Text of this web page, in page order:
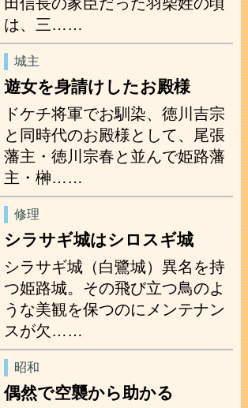
田信長の家臣だった羽柴姓の頃
は、三……
城主
遊女を身請けしたお殿様
ドケチ将軍でお馴染、徳川吉宗
と同時代のお殿様として、尾張
藩主・徳川宗春と並んで姫路藩
主・榊……
修理
シラサギ城はシロスギ城
シラサギ城（白鷺城）異名を持
つ姫路城。その飛び立つ鳥のよ
うな美観を保つのにメンテナン
スが欠……
昭和
偶然で空襲から助かる